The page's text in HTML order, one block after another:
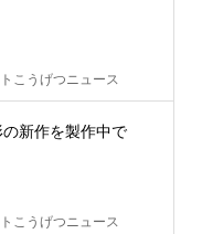
こうげつニュース
新作を製作中で
こうげつニュース